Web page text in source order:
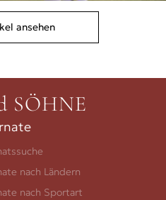
ansehen
SÖHNE
nach Ländern
nach Sportart